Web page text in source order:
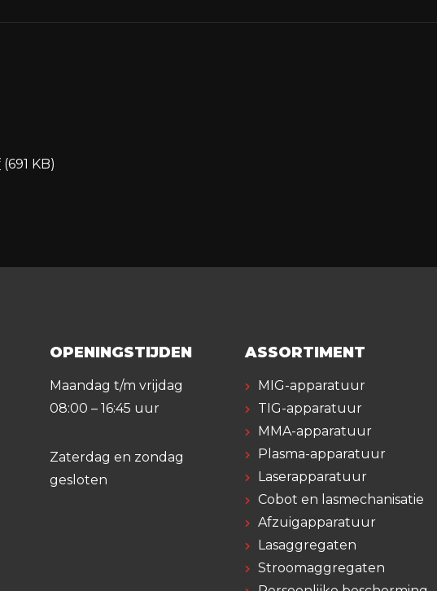
(691 KB)
OPENINGSTIJDEN
Maandag t/m vrijdag
08:00 – 16:45 uur
Zaterdag en zondag
gesloten
ASSORTIMENT
MIG-apparatuur
TIG-apparatuur
MMA-apparatuur
Plasma-apparatuur
Laserapparatuur
Cobot en lasmechanisatie
Afzuigapparatuur
Lasaggregaten
Stroomaggregaten